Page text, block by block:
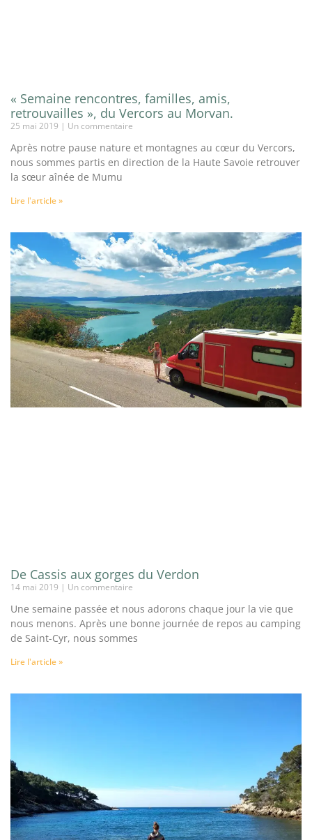
« Semaine rencontres, familles, amis,
retrouvailles », du Vercors au Morvan.
25 mai 2019 Un commentaire
Après notre pause nature et montagnes au cœur du Vercors,
nous sommes partis en direction de la Haute Savoie retrouver
la sœur aînée de Mumu
Lire l'article »
De Cassis aux gorges du Verdon
14 mai 2019 Un commentaire
Une semaine passée et nous adorons chaque jour la vie que
nous menons. Après une bonne journée de repos au camping
de Saint-Cyr, nous sommes
Lire l'article »